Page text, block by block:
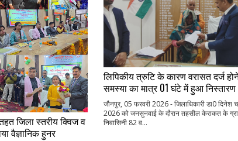
जिला स्तरीय क्विज व
वैज्ञानिक हुनर
लिपिकीय त्रुटि के कारण वरासत दर्ज
समस्या का मात्र 01 घंटे में हुआ निस्तारण
जौनपुर, 05 फरवरी 2026 - जिलाधिकारी डा0 दिनेश
2026 को जनसुनवाई के दौरान तहसील केराकत के
निवासिनी 82 व...